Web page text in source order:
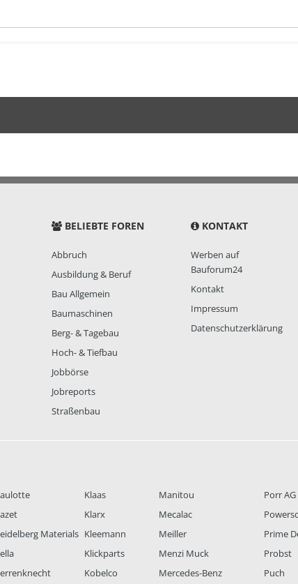
BELIEBTE FOREN
Abbruch
Ausbildung & Beruf
Bau Allgemein
Baumaschinen
Berg- & Tagebau
Hoch- & Tiefbau
Jobbörse
Jobreports
Straßenbau
KONTAKT
Werben auf
Bauforum24
Kontakt
Impressum
Datenschutzerklärung
Materials
Klaas
Klarx
Kleemann
Klickparts
Kobelco
Manitou
Mecalac
Meiller
Menzi Muck
Mercedes-Benz
Porr AG
Prime
Probst
Puch